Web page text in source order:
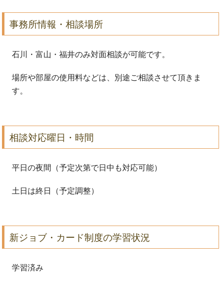
事務所情報・相談場所
石川・富山・福井のみ対面相談が可能です。
場所や部屋の使用料などは、別途ご相談させて頂きま
す。
相談対応曜日・時間
平日の夜間（予定次第で日中も対応可能）
土日は終日（予定調整）
新ジョブ・カード制度の学習状況
学習済み